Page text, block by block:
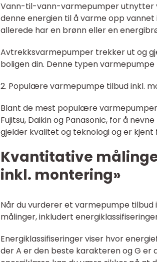
Vann-til-vann-varmepumper utnytter
denne energien til å varme opp
allerede har en brønn eller en
Avtrekksvarmepumper trekker ut og
boligen din. Denne typen
2. Populære varmepumpe tilbud inkl.
Blant de mest populære
Fujitsu, Daikin og Panasonic, for å
gjelder kvalitet og teknologi og er
Kvantitative
inkl. montering»
Når du vurderer et varmepumpe
målinger, inkludert
Energiklassifiseringer viser hvor
der A er den beste karakteren og G er